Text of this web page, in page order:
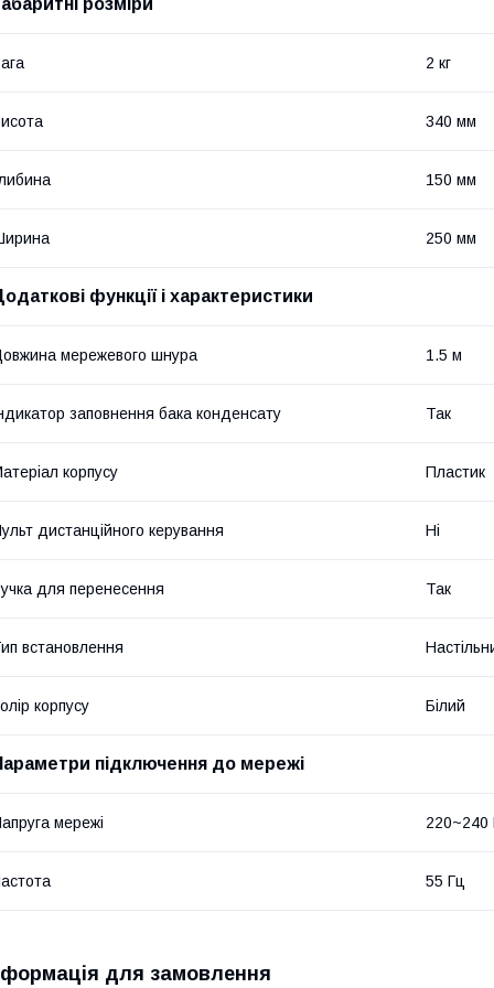
2 кг
340 мм
150 мм
250 мм
функції і характеристики
мережевого шнура 1.5 м
заповнення бака конденсату Так
корпусу Пластик
дистанційного керування Ні
для перенесення Так
встановлення
корпусу Білий
підключення до мережі
мережі 220~240
55 Гц
для замовлення